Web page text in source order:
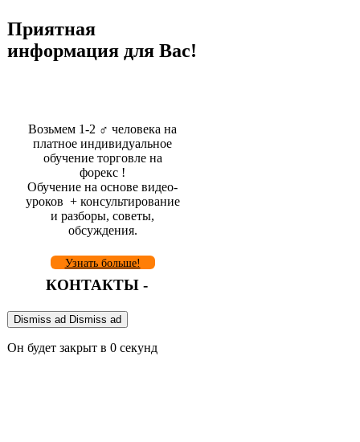
Приятная
информация для Вас!
Возьмем 1-2 ‍♂️ человека на
платное индивидуальное
обучение торговле на
форекс !
Обучение на основе видео-
уроков ️ + консультирование
и разборы, советы,
обсуждения.
Узнать больше!
КОНТАКТЫ -
Dismiss ad Dismiss ad
Он будет закрыт в 0 секунд